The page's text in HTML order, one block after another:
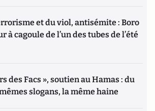
et du viol, antisémite : Boro
à cagoule de l’un des tubes de l’été
des Facs », soutien au Hamas : du
slogans, la même haine